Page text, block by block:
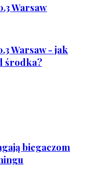
Warsaw
Warsaw - jak
środka?
biegaczom